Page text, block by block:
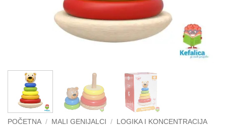
POČETNA / MALI GENIJALCI / LOGIKA I KONCENTRACIJA